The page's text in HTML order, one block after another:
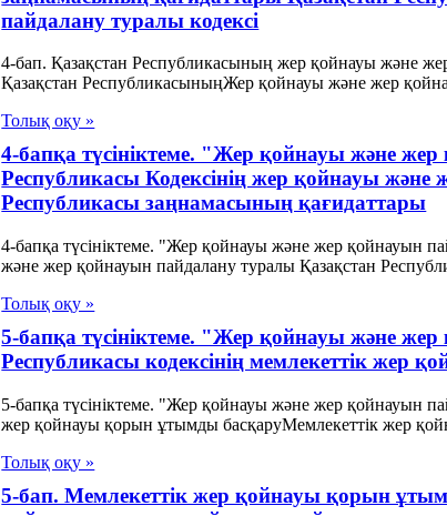
пайдалану туралы кодексі
4-бап. Қазақстан Республикасының жер қойнауы және
Қазақстан РеспубликасыныңЖер қойнауы және жер
Толық оқу »
4-бапқа түсініктеме. "Жер қойнауы және
Республикасы Кодексінің жер қойнауы
Республикасы заңнамасының қағидаттары
4-бапқа түсініктеме. "Жер қойнауы және жер қойнауын
және жер қойнауын пайдалану туралы Қазақстан
Толық оқу »
5-бапқа түсініктеме. "Жер қойнауы және
Республикасы кодексінің мемлекеттік жер
5-бапқа түсініктеме. "Жер қойнауы және жер қойнауын
жер қойнауы қорын ұтымды басқаруМемлекеттік жер
Толық оқу »
5-бап. Мемлекеттік жер қойнауы қорын